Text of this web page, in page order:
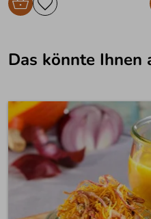
Das könnte Ihnen